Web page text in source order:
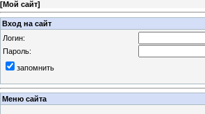
[Мой сайт]
Вход на сайт
Логин:
Пароль:
запомнить
Меню сайта